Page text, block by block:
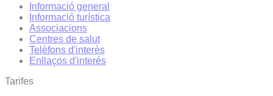
Informació general
Informació turística
Associacions
Centres de salut
Telèfons d'interès
Enllaços d'interés
Tarifes